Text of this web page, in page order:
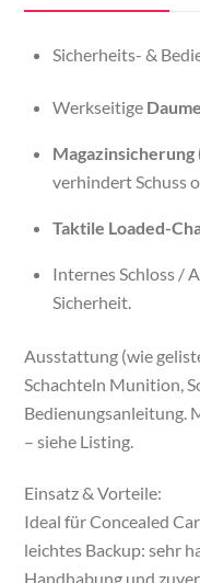
Sicherheits- &
Werkseitige
Magazinsicherung
verhindert Schuss
Taktile Loaded-
Internes Schloss /
Sicherheit.
Ausstattung (wie
Schachteln Munition,
Bedienungsanleitung.
– siehe Listing.
Einsatz & Vorteile:
Ideal für Concealed
leichtes Backup: sehr
Handhabung und